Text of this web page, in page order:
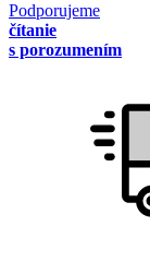
Podporujeme
čítanie
s porozumením